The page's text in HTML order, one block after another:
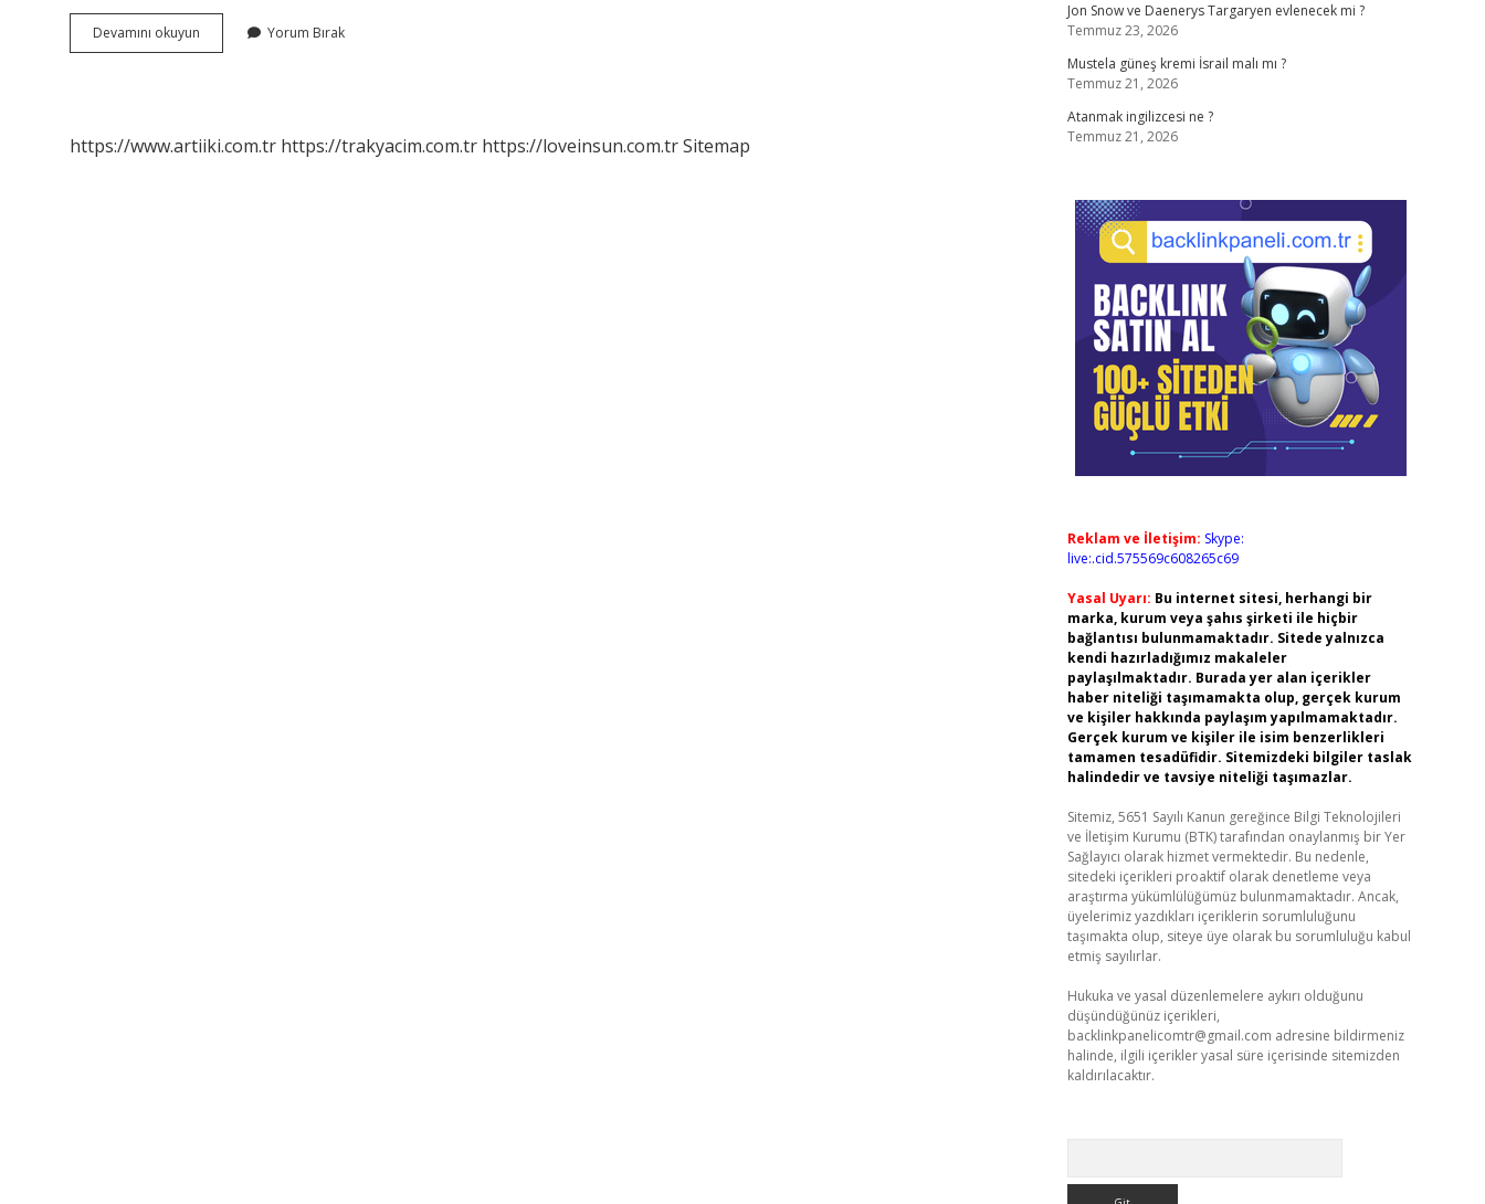
Devamını okuyun Taksonomik
Karakterler
Yorum Bırak
https://www.artiiki.com.tr https://trakyacim.com.tr https://loveinsun.com.trSitemap
Jon Snow ve Daenerys Targaryen evlenecek mi ?
Temmuz 23, 2026
Mustela güneş kremi İsrail malı mı ?
Temmuz 21, 2026
Atanmak ingilizcesi ne ?
Temmuz 21, 2026
Reklam ve İletişim: Skype:
live:.cid.575569c608265c69
Yasal Uyarı: Bu internet sitesi, herhangi bir
marka, kurum veya şahıs şirketi ile hiçbir
bağlantısı bulunmamaktadır. Sitede yalnızca
kendi hazırladığımız makaleler
paylaşılmaktadır. Burada yer alan içerikler
haber niteliği taşımamakta olup, gerçek kurum
ve kişiler hakkında paylaşım yapılmamaktadır.
Gerçek kurum ve kişiler ile isim benzerlikleri
tamamen tesadüfidir. Sitemizdeki bilgiler taslak
halindedir ve tavsiye niteliği taşımazlar.
Sitemiz, 5651 Sayılı Kanun gereğince Bilgi Teknolojileri
ve İletişim Kurumu (BTK) tarafından onaylanmış bir Yer
Sağlayıcı olarak hizmet vermektedir. Bu nedenle,
sitedeki içerikleri proaktif olarak denetleme veya
araştırma yükümlülüğümüz bulunmamaktadır. Ancak,
üyelerimiz yazdıkları içeriklerin sorumluluğunu
taşımakta olup, siteye üye olarak bu sorumluluğu kabul
etmiş sayılırlar.
Hukuka ve yasal düzenlemelere aykırı olduğunu
düşündüğünüz içerikleri,
backlinkpanelicomtr@gmail.com adresine bildirmeniz
halinde, ilgili içerikler yasal süre içerisinde sitemizden
kaldırılacaktır.